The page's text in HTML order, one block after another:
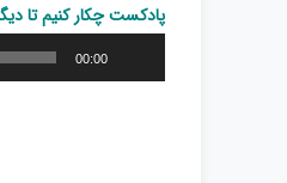
پادکست چکار کنیم تا
پخش‌کننده
صوت
00:00